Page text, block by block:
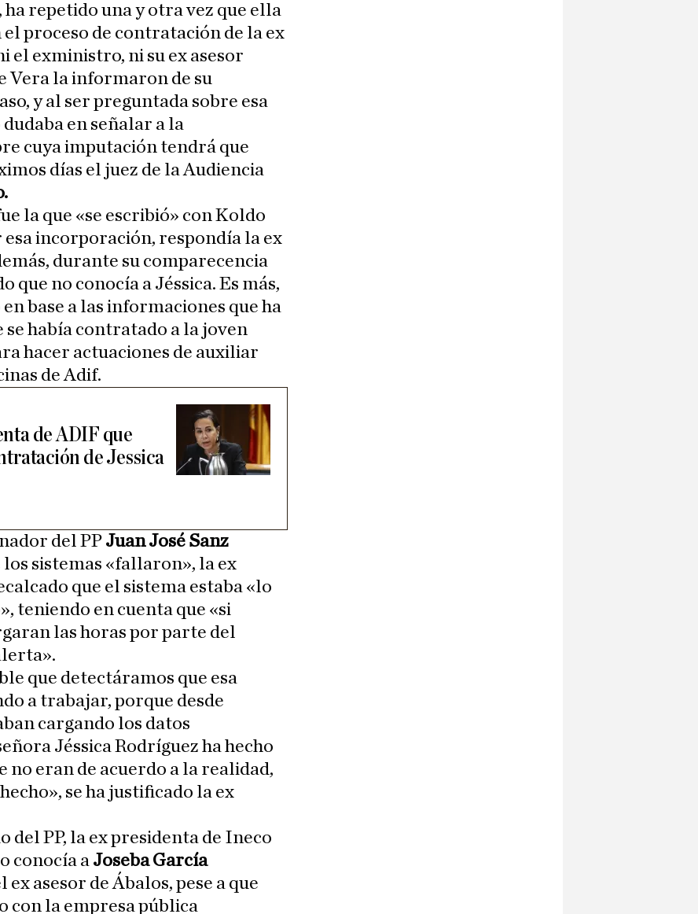
ha repetido una y otra vez que ella
proceso de contratación de la ex
el exministro, ni su ex asesor
Vera la informaron de su
y al ser preguntada sobre esa
en señalar a la
cuya imputación tendrá que
días el juez de la Audiencia
la que «se escribió» con Koldo
incorporación, respondía la ex
durante su comparecencia
que no conocía a Jéssica. Es más,
base a las informaciones que ha
se había contratado a la joven
hacer actuaciones de auxiliar
de Adif.
de ADIF que
de Jessica
del PP Juan José Sanz
sistemas «fallaron», la ex
que el sistema estaba «lo
teniendo en cuenta que «si
las horas por parte del
que detectáramos que esa
a trabajar, porque desde
cargando los datos
Jéssica Rodríguez ha hecho
no eran de acuerdo a la realidad,
se ha justificado la ex
PP, la ex presidenta de Ineco
conocía a Joseba García
ex asesor de Ábalos, pese a que
con la empresa pública